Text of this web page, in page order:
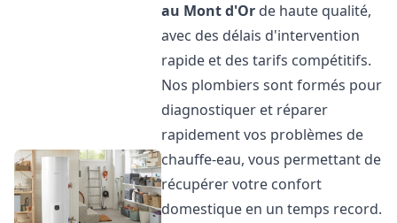
au Mont d'Or de haute qualité,
avec des délais d'intervention
rapide et des tarifs compétitifs.
Nos plombiers sont formés pour
diagnostiquer et réparer
rapidement vos problèmes de
chauffe-eau, vous permettant de
récupérer votre confort
domestique en un temps record.